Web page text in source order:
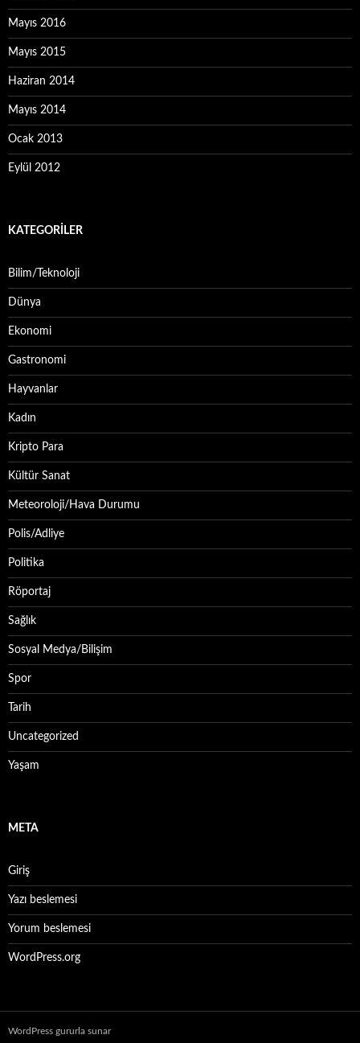
Mayıs 2016
Mayıs 2015
Haziran 2014
Mayıs 2014
Ocak 2013
Eylül 2012
KATEGORILER
Bilim/Teknoloji
Dünya
Ekonomi
Gastronomi
Hayvanlar
Kadın
Kripto Para
Kültür Sanat
Meteoroloji/Hava Durumu
Polis/Adliye
Politika
Röportaj
Sağlık
Sosyal Medya/Bilişim
Spor
Tarih
Uncategorized
Yaşam
META
Giriş
Yazı beslemesi
Yorum beslemesi
WordPress.org
WordPress gururla sunar